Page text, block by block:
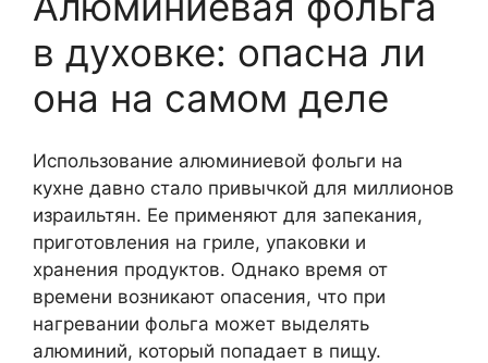
в духовке: опасна ли
она на самом деле
Использование алюминиевой фольги на
кухне давно стало привычкой для миллионов
израильтян. Ее применяют для запекания,
приготовления на гриле, упаковки и
хранения продуктов. Однако время от
времени возникают опасения, что при
нагревании фольга может выделять
алюминий, который попадает в пищу.